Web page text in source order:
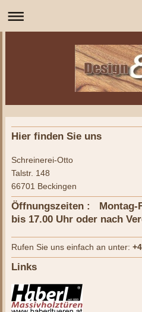
Hier finden Sie uns
Schreinerei-Otto
Talstr. 148
66701 Beckingen
Öffnungszeiten : Montag-
bis 17.00 Uhr oder nach
Rufen Sie uns einfach an unter:
Links